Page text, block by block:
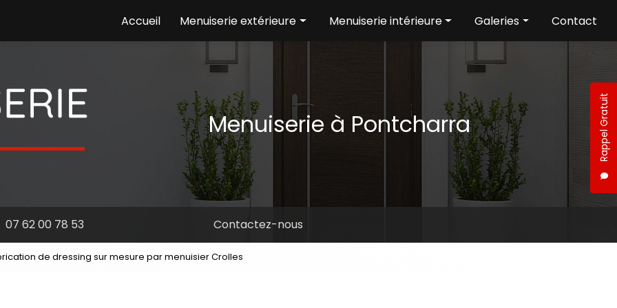
Rappel Gratuit
Accueil
Menuiserie extérieure
Portails
Menuiserie intérieure Galeries
Menuiserie intérieure
Contact
Menuiserie à Pontcharra
07 62 00 78 53 Contactez-nous
de dressing sur mesure par menuisier Crolles